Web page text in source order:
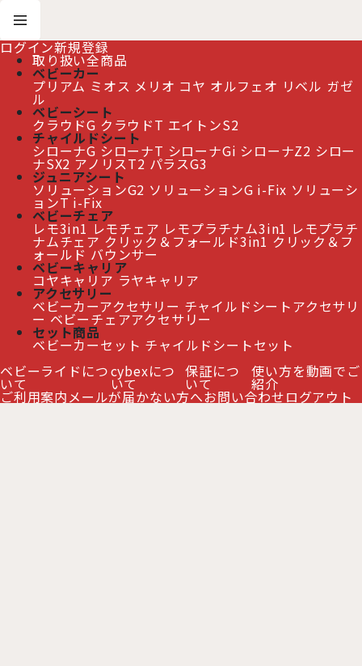
ログイン新規登録
取り扱い全商品
ベビーカー
プリアム ミオス メリオ コヤ オルフェオ リベル ガゼ
ル
ベビーシート
クラウドG クラウドT エイトンS2
チャイルドシート
シローナG シローナT シローナGi シローナZ2 シロー
ナSX2 アノリスT2 パラスG3
ジュニアシート
ソリューションG2 ソリューションG i-Fix ソリューシ
ョンT i-Fix
ベビーチェア
レモ3in1 レモチェア レモプラチナム3in1 レモプラチ
ナムチェア クリック＆フォールド3in1 クリック＆フ
ォールド バウンサー
ベビーキャリア
コヤキャリア ラヤキャリア
アクセサリー
ベビーカーアクセサリー チャイルドシートアクセサリ
ー ベビーチェアアクセサリー
セット商品
ベビーカーセット チャイルドシートセット
ベビーライドにつ
いて
cybexにつ
いて
保証につ
いて
使い方を動画でご
紹介
ご利用案内メールが届かない方へお問い合わせログアウト
> New Item> COYA コヤ
≫ 熊本地震の影響によるお届け遅延について
COYA コヤ [New Item]